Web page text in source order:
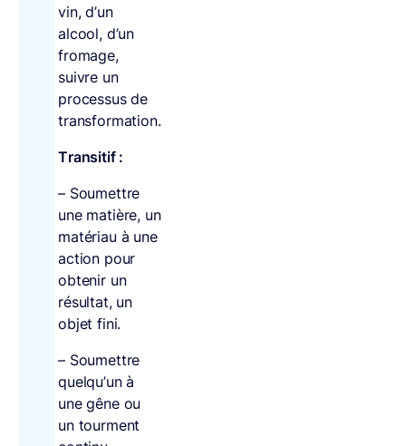
vin, d’un
alcool, d’un
fromage,
suivre un
processus de
transformation.
Transitif :
– Soumettre
une matière, un
matériau à une
action pour
obtenir un
résultat, un
objet fini.
– Soumettre
quelqu’un à
une gêne ou
un tourment